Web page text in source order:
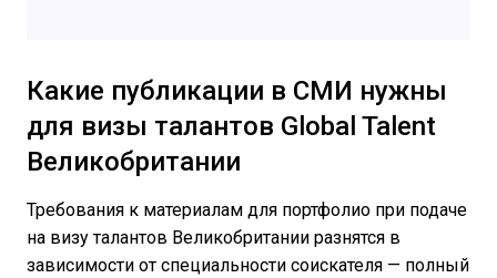
Какие публикации в СМИ нужны
для визы талантов Global Talent
Великобритании
Требования к материалам для портфолио при подаче
на визу талантов Великобритании разнятся в
зависимости от специальности соискателя — полный